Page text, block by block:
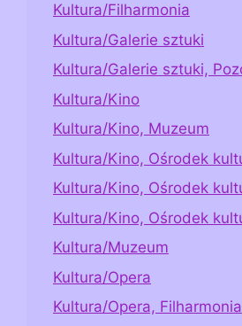
Kultura/Filharmonia
Kultura/Galerie sztuki
Kultura/Galerie sztuki,
Kultura/Kino
Kultura/Kino, Muzeum
Kultura/Kino, Ośrodek
Kultura/Kino, Ośrodek
Kultura/Kino, Ośrodek
Kultura/Muzeum
Kultura/Opera
Kultura/Opera, Filharmonia